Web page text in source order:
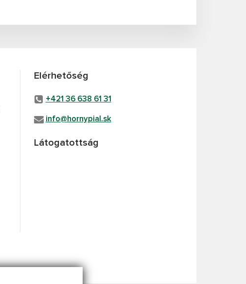
Elérhetőség
+421 36 638 61 31
info@hornypial.sk
Látogatottság